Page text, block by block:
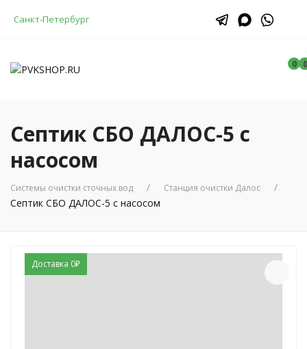
Санкт-Петербург
0 0
0
Септик СБО ДАЛОС-5 с
насосом
Системы очистки сточных вод Станция очистки Далос
Септик СБО ДАЛОС-5 с насосом
Доставка 0₽